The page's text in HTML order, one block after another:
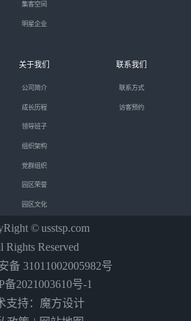
集客空间
明星企业
关于我们
公司简介
成长历程
领导班子
组织架构
党群组织
园区荣誉
园区文化
联系我们
联系方式
访客预约
©usstsp.com
Rights Reserved
备 31011002005982号
备2021003610号-1
支持：魔方设计